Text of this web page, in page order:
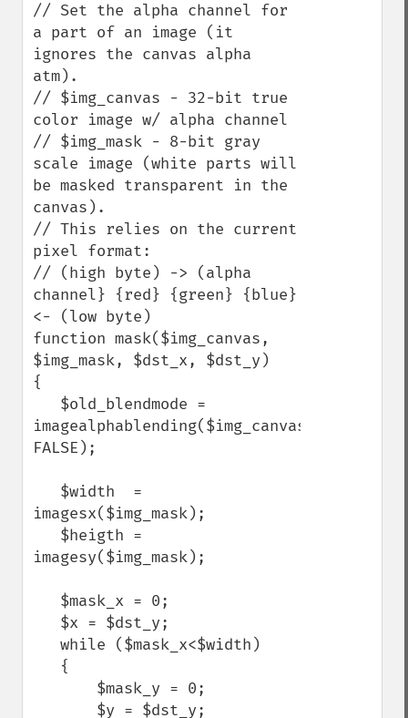
// Set the alpha channel for
a part of an image (it
ignores the canvas alpha
atm).
// $img_canvas - 32-bit true
color image w/ alpha channel
// $img_mask - 8-bit gray
scale image (white parts will
be masked transparent in the
canvas).
// This relies on the current
pixel format:
// (high byte) -> (alpha
channel} {red} {green} {blue}
<- (low byte)
function mask($img_canvas,
$img_mask, $dst_x, $dst_y)
{
imagealphablending($img_canvas,
FALSE);
imagesx($img_mask);
imagesy($img_mask);